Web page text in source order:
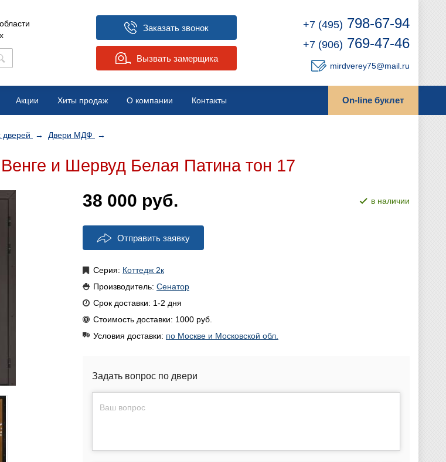
Заказать звонок
Вызвать замерщика
+7 (495) 798-67-94
+7 (906) 769-47-46
mirdverey75@mail.ru
Акции Хиты продаж О компании
Новости
Контакты On-line буклет
дверей → Двери МДФ →
и Шервуд Белая Патина тон 17
38 000 руб. в наличии
Отправить заявку
Серия: Коттедж 2к
Производитель: Сенатор
Срок доставки: 1-2 дня
Стоимость доставки: 1000 руб.
Условия доставки: по Москве и Московской обл.
Задать вопрос по двери